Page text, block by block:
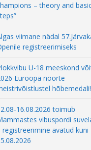
– theory and
viimane nädal
registreerimiseks
U-18 meeskond
Euroopa noorte
hõbemedali!
16.08.2026 toimub
vibuspordi
registreerimine avatud kuni